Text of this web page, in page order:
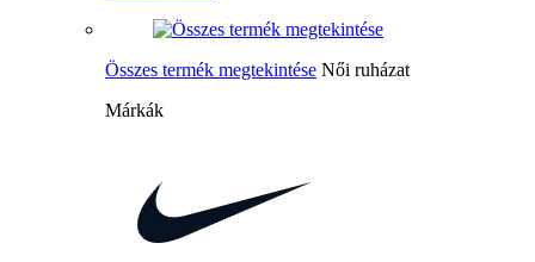
Összes termék megtekintése Női ruházat
Márkák